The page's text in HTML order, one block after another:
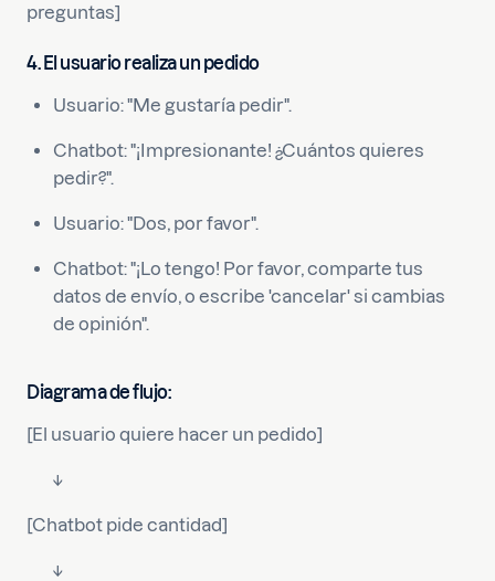
preguntas]
4. El usuario realiza un pedido
Usuario: "Me gustaría pedir".
Chatbot: "¡Impresionante! ¿Cuántos quieres
pedir?".
Usuario: "Dos, por favor".
Chatbot: "¡Lo tengo! Por favor, comparte tus
datos de envío, o escribe 'cancelar' si cambias
de opinión".
Diagrama de flujo:
[El usuario quiere hacer un pedido]
↓
[Chatbot pide cantidad]
↓